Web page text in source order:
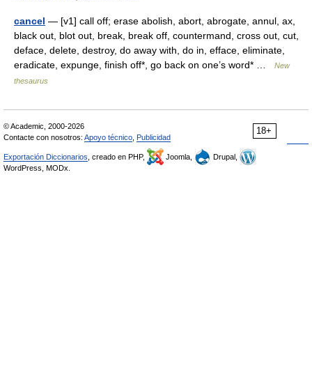
cancel — [v1] call off; erase abolish, abort, abrogate, annul, ax,
black out, blot out, break, break off, countermand, cross out, cut,
deface, delete, destroy, do away with, do in, efface, eliminate,
eradicate, expunge, finish off*, go back on one’s word* …
New
thesaurus
18+
© Academic, 2000-2026
Contacte con nosotros: Apoyo técnico Publicidad
Exportación Diccionarios , creado en PHP, Joomla,
Drupal,
WordPress, MODx.